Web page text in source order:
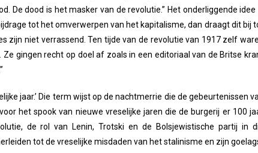
De dood is het masker van de revolutie.” Het onderliggende idee
tot het omverwerpen van het kapitalisme, dan draagt dit bij
zijn niet verrassend. Ten tijde van de revolutie van 1917 zelf
gingen recht op doel af zoals in een editoriaal van de Britse
jaar.’ Die term wijst op de nachtmerrie die de gebeurtenissen
het spook van nieuwe vreselijke jaren die de burgerij er 100
de rol van Lenin, Trotski en de Bolsjewistische partij in
tot de vreselijke misdaden van het stalinisme en zijn